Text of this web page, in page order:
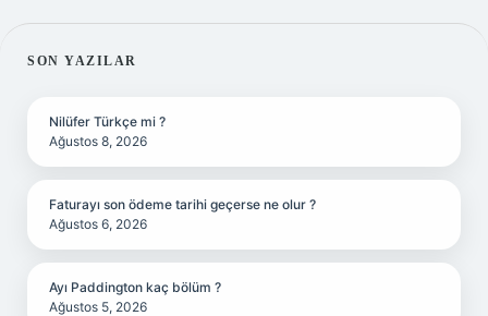
SIDEBAR
SON YAZILAR
Nilüfer Türkçe mi ?
Ağustos 8, 2026
Faturayı son ödeme tarihi geçerse ne olur ?
Ağustos 6, 2026
Ayı Paddington kaç bölüm ?
Ağustos 5, 2026